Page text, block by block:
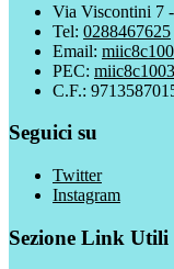
Via Viscontini 7
Tel: 0288467625
Email:
PEC:
C.F.:
Seguici su
Twitter
Instagram
Sezione Link Utili